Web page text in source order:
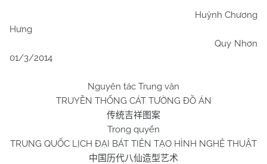
Huỳnh Chương
Hưng
Quy Nhơn
01/3/2014
Nguyên tác Trung văn
TRUYỀN THỐNG CÁT TƯỜNG ĐỒ ÁN
传统吉祥图案
Trong quyển
TRUNG QUỐC LỊCH ĐẠI BÁT TIÊN TẠO HÌNH NGHỆ THUẬT
中国历代八仙造型艺术